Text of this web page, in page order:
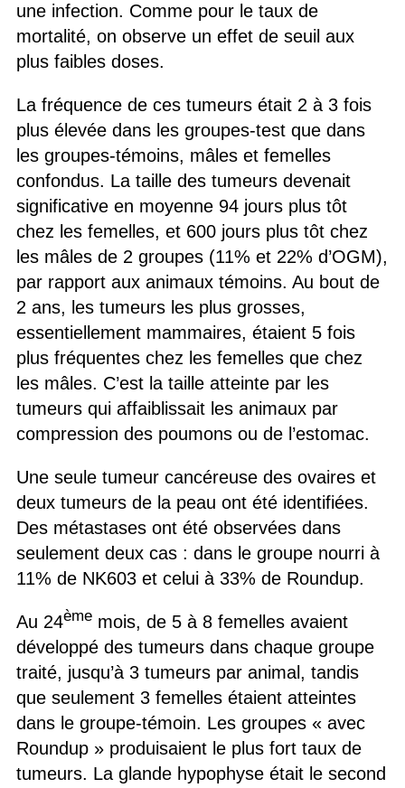
une infection. Comme pour le taux de
mortalité, on observe un effet de seuil aux
plus faibles doses.
La fréquence de ces tumeurs était 2 à 3 fois
plus élevée dans les groupes-test que dans
les groupes-témoins, mâles et femelles
confondus. La taille des tumeurs devenait
significative en moyenne 94 jours plus tôt
chez les femelles, et 600 jours plus tôt chez
les mâles de 2 groupes (11% et 22% d’OGM),
par rapport aux animaux témoins. Au bout de
2 ans, les tumeurs les plus grosses,
essentiellement mammaires, étaient 5 fois
plus fréquentes chez les femelles que chez
les mâles. C’est la taille atteinte par les
tumeurs qui affaiblissait les animaux par
compression des poumons ou de l’estomac.
Une seule tumeur cancéreuse des ovaires et
deux tumeurs de la peau ont été identifiées.
Des métastases ont été observées dans
seulement deux cas : dans le groupe nourri à
11% de NK603 et celui à 33% de Roundup.
Au 24èmemois, de 5 à 8 femelles avaient
développé des tumeurs dans chaque groupe
traité, jusqu’à 3 tumeurs par animal, tandis
que seulement 3 femelles étaient atteintes
dans le groupe-témoin. Les groupes « avec
Roundup » produisaient le plus fort taux de
tumeurs. La glande hypophyse était le second